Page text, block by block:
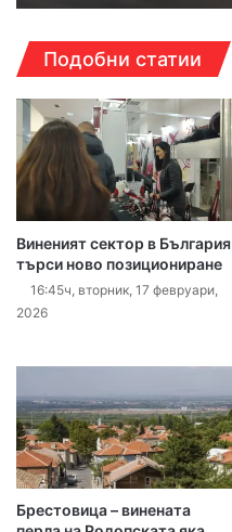
Подобни статии
Виненият сектор в България
търси ново позициониране
16:45ч, вторник, 17 февруари,
2026
Брестовица – винената